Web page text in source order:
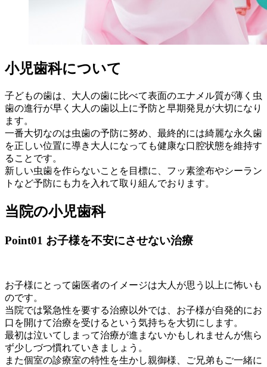
小児歯科について
子どもの歯は、大人の歯に比べて表面のエナメル質が薄く虫
歯の進行が早く大人の歯以上に予防と早期発見が大切になり
ます。
一番大切なのは虫歯の予防に努め、最終的には綺麗な永久歯
を正しい位置に導き大人になっても健康な口腔状態を維持す
ることです。
新しい虫歯を作らないことを目標に、フッ素塗布やシーラン
トなど予防にも力を入れて取り組んでおります。
当院の小児歯科
Point01 お子様を不安にさせない治療
お子様にとって歯医者のイメージは大人が思う以上に怖いも
のです。
当院では緊急性を要する治療以外では、お子様が自発的にお
口を開けて治療を受けるという気持ちを大切にします。
最初は泣いてしまって治療が進まないかもしれませんが焦ら
ず少しづつ慣れていきましょう。
また個室の診療室の特性を生かし親御様、ご兄弟もご一緒に